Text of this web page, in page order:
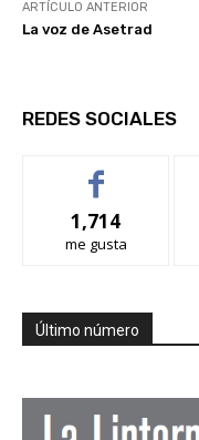
ARTÍCULO ANTERIOR
La voz de Asetrad
REDES SOCIALES
1,714
me gusta
Último número